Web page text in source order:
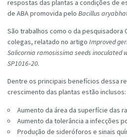
respostas das plantas a condições de
de ABA promovida pelo Bacillus
São trabalhos como o da pesquisadora
colegas, relatado no artigo Improved
Salicornia ramosissima seeds
SP1016‐20.
Dentre os principais benefícios dessa
crescimento das plantas estão inclusos:
Aumento da área da superfície das
Aumento da tolerância a infecções
Produção de sideróforos e sinais